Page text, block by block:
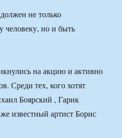
не только
человеку, но и быть
на акцию и активно
Среди тех, кого хотят
Боярский , Гарик
известный артист Борис